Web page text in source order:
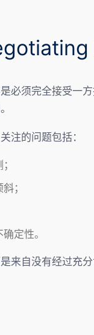
必须完全接受一
注的问题包括：
；
定性。
来自没有经过充